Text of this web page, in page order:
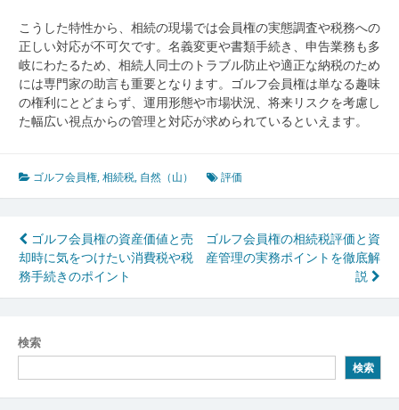
こうした特性から、相続の現場では会員権の実態調査や税務への
正しい対応が不可欠です。名義変更や書類手続き、申告業務も多
岐にわたるため、相続人同士のトラブル防止や適正な納税のため
には専門家の助言も重要となります。ゴルフ会員権は単なる趣味
の権利にとどまらず、運用形態や市場状況、将来リスクを考慮し
た幅広い視点からの管理と対応が求められているといえます。
ゴルフ会員権,相続税, 自然（山） 評価
投
稿
ナ
ビ
ゲ
ー
ゴルフ会員権の資産価値と売
却時に気をつけたい消費税や税
務手続きのポイント
ゴルフ会員権の相続税評価と資
産管理の実務ポイントを徹底解
説
検索
検索